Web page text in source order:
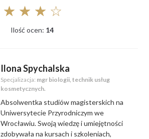
☆ ☆ ☆ ☆
Ilość ocen: 14
Ilona Spychalska
Specjalizacja: mgr biologii, technik usług
kosmetycznych.
Absolwentka studiów magisterskich na
Uniwersytecie Przyrodniczym we
Wrocławiu. Swoją wiedzę i umiejętności
zdobywała na kursach i szkoleniach,